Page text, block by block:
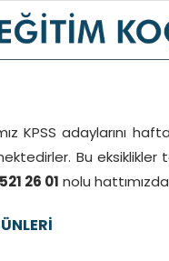
KPSS adaylarını
Bu
26 01 nolu